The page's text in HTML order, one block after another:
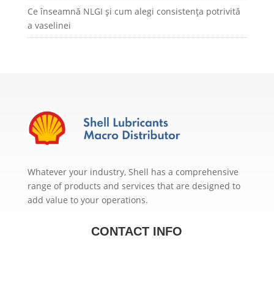
Ce înseamnă NLGI și cum alegi consistența potrivită
a vaselinei
Whatever your industry, Shell has a comprehensive
range of products and services that are designed to
add value to your operations.
CONTACT INFO